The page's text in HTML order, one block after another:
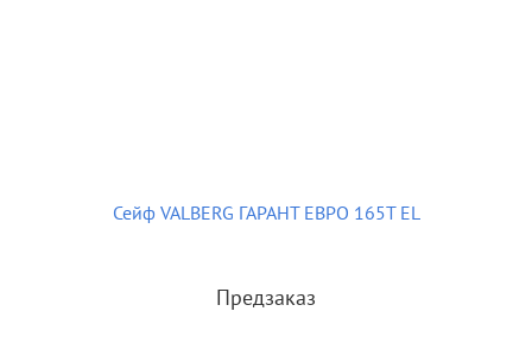
Сейф VALBERG ГАРАНТ ЕВРО 165Т EL
Предзаказ